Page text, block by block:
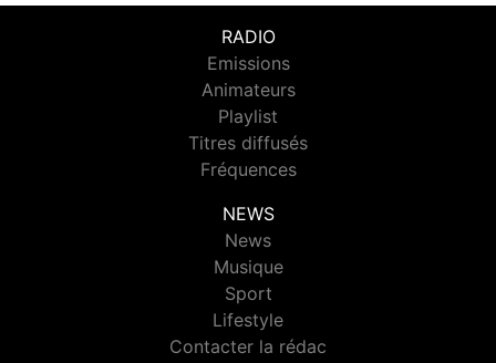
RADIO
Emissions
Animateurs
Playlist
Titres diffusés
Fréquences
NEWS
News
Musique
Sport
Lifestyle
Contacter la rédac